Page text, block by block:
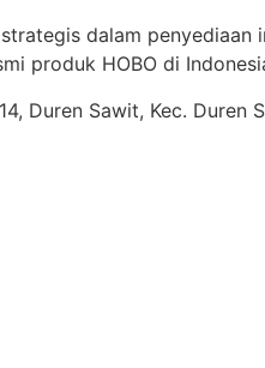
dalam
produk HOBO di
Duren Sawit, Kec.